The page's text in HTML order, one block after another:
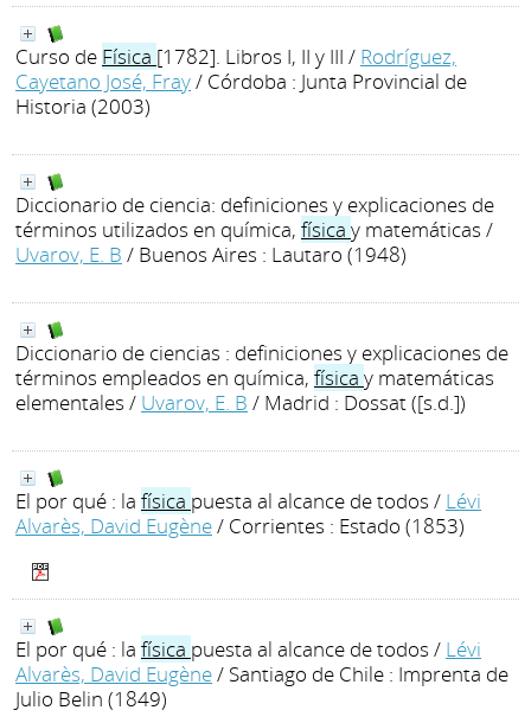
Curso de Física [1782]. Libros I, II y III / Rodríguez,
Cayetano José, Fray/ Córdoba : Junta Provincial de
Historia (2003)
Diccionario de ciencia: definiciones y explicaciones de
términos utilizados en química, física y matemáticas /
Uvarov, E. B / Buenos Aires : Lautaro (1948)
Diccionario de ciencias : definiciones y explicaciones de
términos empleados en química, física y matemáticas
elementales / Uvarov, E. B / Madrid : Dossat ([s.d.])
El por qué : la física puesta al alcance de todos / Lévi
Alvarès, David Eugène/ Corrientes : Estado (1853)
El por qué : la física puesta al alcance de todos / Lévi
Alvarès, David Eugène/ Santiago de Chile : Imprenta de
Julio Belin (1849)